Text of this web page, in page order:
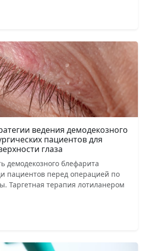
ведения демодекозного
пациентов для
глаза
демодекозного блефарита
пациентов перед операцией по
Таргетная терапия лотиланером